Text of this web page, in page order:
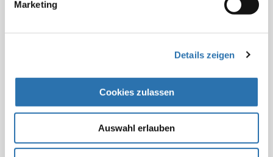
Marketing
Details zeigen
Cookies zulassen
Auswahl erlauben
Hallek nach seiner Wiederwahl.
Besonders würdigte Reinhardt Prof. Dr. Manfred Dietel,
Engagement, für die Beharrlichkeit und für die vielen
Jahre, in denen der Berliner Pathologe seine Expertise
in den Dienst der gemeinsamen Sache gestellt hat.
Prof. Dr. Norbert Haas, der nicht mehr für den WB-